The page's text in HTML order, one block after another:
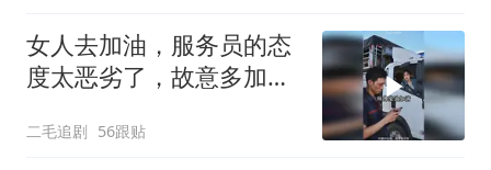
女人去加油，服务员的态
度太恶劣了，故意多加油
二毛追剧 56跟贴